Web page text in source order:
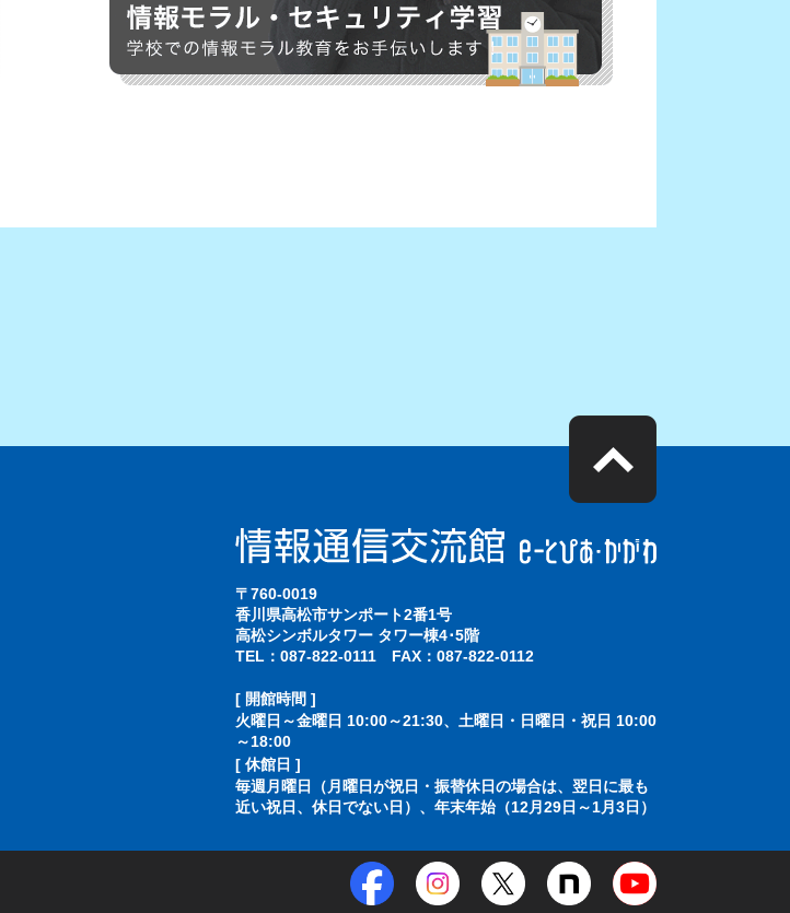
〒760-0019
香川県高松市サンポート2番1号
高松シンボルタワー タワー棟4･5階
TEL：087-822-0111 FAX：087-822-0112
[ 開館時間 ]
火曜日～金曜日 10:00～21:30、土曜日・日曜日・祝日 10:00
～18:00
[ 休館日 ]
毎週月曜日（月曜日が祝日・振替休日の場合は、翌日に最も
近い祝日、休日でない日）、年末年始（12月29日～1月3日）